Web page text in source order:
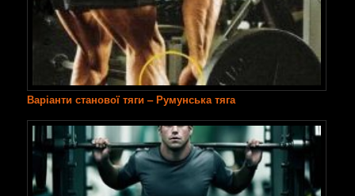
Варіанти станової тяги – Румунська тяга